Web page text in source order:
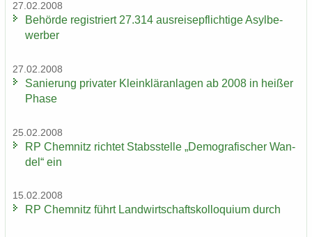
27.02.2008
Be­hör­de re­gis­triert 27.314 aus­rei­se­pflich­ti­ge Asyl­be­
wer­ber
27.02.2008
Sa­nie­rung pri­va­ter Klein­klär­an­la­gen ab 2008 in hei­ßer
Phase
25.02.2008
RP Chem­nitz rich­tet Stabs­stel­le „De­mo­gra­fi­scher Wan­
del“ ein
15.02.2008
RP Chem­nitz führt Land­wirt­schafts­kol­lo­qui­um durch